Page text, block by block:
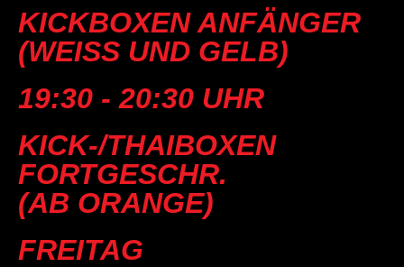
KICKBOXEN ANFÄNGER
(WEISS UND GELB)
19:30 - 20:30 UHR
KICK-/THAIBOXEN
FORTGESCHR.
(AB ORANGE)
FREITAG